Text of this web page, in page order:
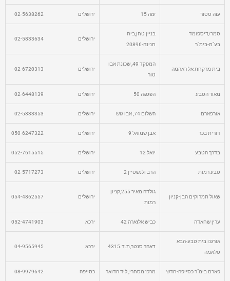
עזה סטור עזה 15 ירושלים 02-5638262
סמר/דיספומד
בע"מ-בימ"ר
בניין טחן,בית
חנינה-20896
ירושלים 02-5833634
בית מרקחת אל ראהמה
המפקד 49, שכונת אבו
טור
ירושלים 02-6720313
מאור הטבע הפסגה 50 ירושלים 02-6448139
אורפארם השלום 74, אבו גוש ירושלים 02-5333353
דורית בכר אבן שמואל 9 ירושלים 050-6247322
בדרך הטבע יואל 12 ירושלים 052-7615515
טבע רמות הרב ולנשטיין 2 ירושלים 02-5717273
שאול תמרוקים הבן-קניון
גולדה מאיר 255,קניון
רמות
ירושלים 054-4862557
ערין שחאדה כביש אלזארה 42 ירכא 052-4741903
אורגנו בית טבע-הבא
סלאמה
דאהר סנטר,ת.ד.4315 ירכא 04-9565945
פארם בימ"ר כסייפה-חדש מרכז מסחרי, ליד הדואר כסייפה 08-9979642